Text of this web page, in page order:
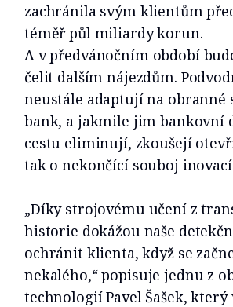
zachránila svým klientům
téměř půl miliardy korun.
A v předvánočním období
čelit dalším nájezdům.
neustále adaptují na obranné
bank, a jakmile jim bankovní
cestu eliminují, zkoušejí
tak o nekončící souboj
„Díky strojovému učení z
historie dokážou naše
ochránit klienta, když se
nekalého,“ popisuje jednu z
technologií Pavel Šašek,